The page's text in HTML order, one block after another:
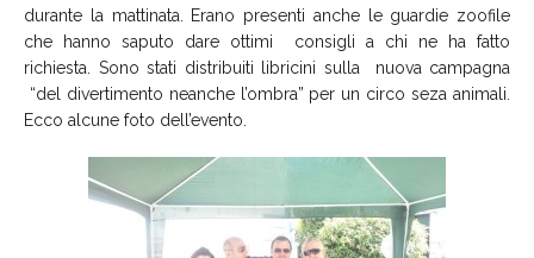
durante la mattinata. Erano presenti anche le guardie zoofile
che hanno saputo dare ottimi consigli a chi ne ha fatto
richiesta. Sono stati distribuiti libricini sulla nuova campagna
“del divertimento neanche l’ombra” per un circo seza animali.
Ecco alcune foto dell’evento.